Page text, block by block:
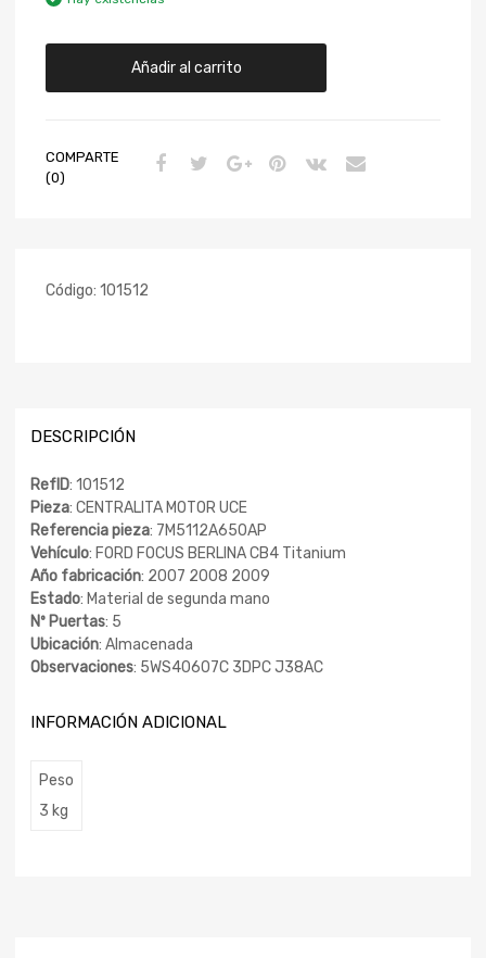
Añadir al carrito
COMPARTE
(0)
Código: 101512
DESCRIPCIÓN
RefID: 101512
Pieza: CENTRALITA MOTOR UCE
Referencia pieza: 7M5112A650AP
Vehículo: FORD FOCUS BERLINA CB4 Titanium
Año fabricación: 2007 2008 2009
Estado: Material de segunda mano
Nº Puertas: 5
Ubicación: Almacenada
Observaciones: 5WS40607C 3DPC J38AC
INFORMACIÓN ADICIONAL
Peso
3 kg